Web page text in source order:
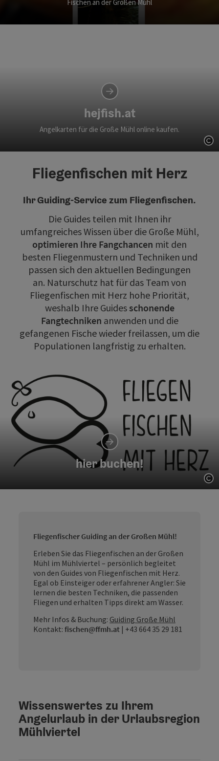
Fischen an der Großen Mühl
hejfish.at
Angelkarten für die Große Mühl online kaufen.
Fliegenfischen mit Herz
Ihr Guiding-Service zum Fliegenfischen.
Die Guides teilen mit Ihnen ihr
umfangreiches Wissen über die Große Mühl,
optimieren Ihre Fangchancen mit den
besten Fliegenmustern und Techniken und
passen sich den aktuellen Bedingungen
an. Naturschutz hat für das Team von
Fliegenfischen mit Herz hohe Priorität,
weshalb Ihre Guidesschonende
Fangtechniken anwenden und die
gefangenen Fische wieder freilassen, um die
Populationen langfristig zu erhalten.
hier buchen!
Fliegenfischer Guiding an der Großen Mühl!
Erleben Sie das Fliegenfischen an der Großen
Mühl im Mühlviertel – persönlich begleitet
von den Guides von Fliegenfischen mit Herz.
Egal ob Einsteiger oder erfahrener Angler: Sie
lernen die besten Techniken, die passenden
Fliegen und erhalten Tipps direkt am Wasser.
Mehr Infos & Buchung: Guiding Große Mühl
Kontakt: fischen@ffmh.at | +43 664 35 29 181
Wissenswertes zu Ihrem
Angelurlaub in der Urlaubsregion
Mühlviertel